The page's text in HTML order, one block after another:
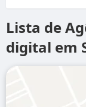
Lista de
digital em